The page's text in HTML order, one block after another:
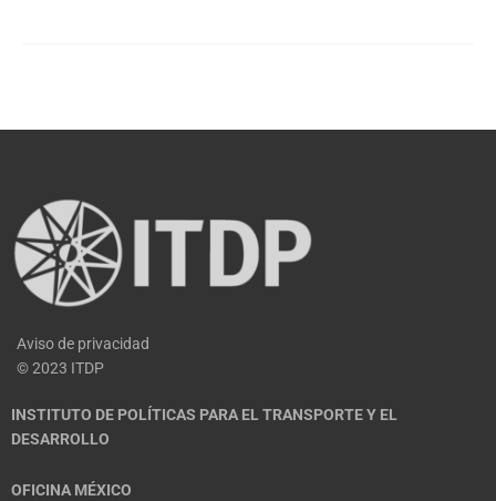
Aviso de privacidad
© 2023 ITDP
INSTITUTO DE POLÍTICAS PARA EL TRANSPORTE Y EL
DESARROLLO
OFICINA MÉXICO